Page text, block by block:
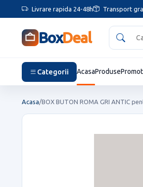
Livrare rapida 24-48h Transport
BoxDeal
Categorii AcasaProduse
Acasa/BOX BUTON ROMA GRI ANTIC